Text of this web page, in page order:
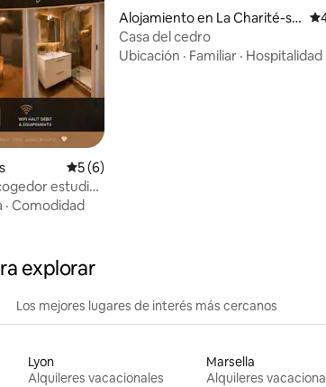
Calificación promedio: 5 de 5, 6 reseñas
5 (6)
estudio
· Comodidad
Alojamiento en La Charité-su
r-Loire
Casa del cedro
Ubicación · Familiar · Hospitalidad
explorar
Los mejores lugares de interés más cercanos
Lyon
Alquileres vacacionales
Marsella
Alquileres